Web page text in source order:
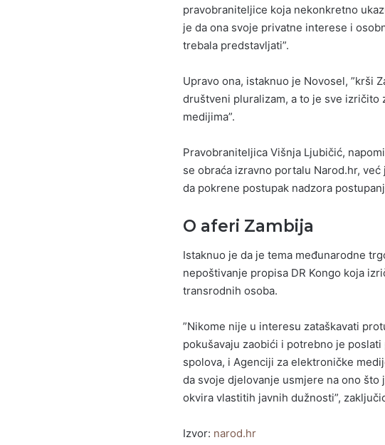
pravobraniteljice koja nekonkretno
je da ona svoje privatne interese i
trebala predstavljati”.
Upravo ona, istaknuo je Novosel, ”krši
društveni pluralizam, a to je sve izričito
medijima”.
Pravobraniteljica Višnja Ljubičić,
se obraća izravno portalu Narod.hr,
da pokrene postupak nadzora
O aferi Zambija
Istaknuo je da je tema međunarodne
nepoštivanje propisa DR Kongo koja
transrodnih osoba.
”Nikome nije u interesu zataškavati
pokušavaju zaobići i potrebno je
spolova, i Agenciji za elektroničke
da svoje djelovanje usmjere na ono
okvira vlastitih javnih dužnosti”,
Izvor: narod.hr